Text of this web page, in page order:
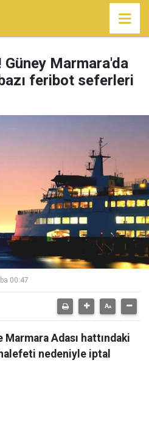
Güney Marmara'da
feribot seferleri
00:47
Marmara Adası hattındaki
nedeniyle iptal